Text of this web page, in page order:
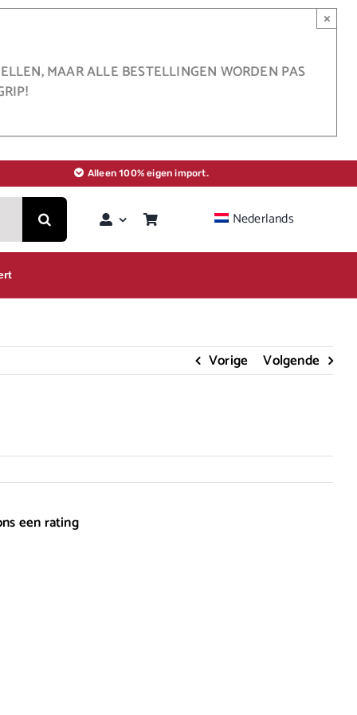
MAAR ALLE BESTELLINGEN WORDEN PAS
×
Alleen 100% eigen import.
Nederlands
Vorige Volgende
een rating